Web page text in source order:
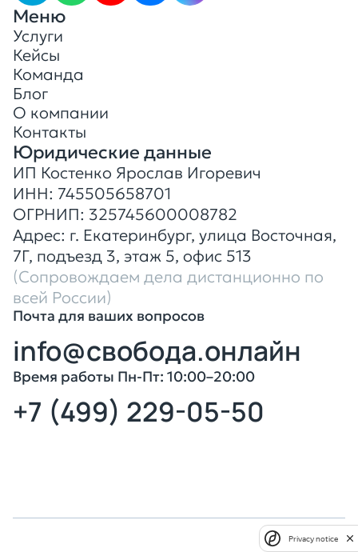
Меню
Услуги
Кейсы
Команда
Блог
О компании
Контакты
Юридические данные
ИП Костенко Ярослав Игоревич
ИНН: 745505658701
ОГРНИП: 325745600008782
Адрес: г. Екатеринбург, улица Восточная,
7Г, подъезд 3, этаж 5, офис 513
(Сопровождаем дела дистанционно по
всей России)
Почта для ваших вопросов
info@свобода.онлайн
Время работы Пн-Пт: 10:00–20:00
+7 (499) 229-05-50
Privacy notice